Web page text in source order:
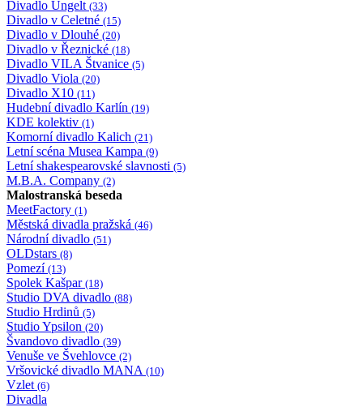
Divadlo Ungelt (33)
Divadlo v Celetné (15)
Divadlo v Dlouhé (20)
Divadlo v Řeznické (18)
Divadlo VILA Štvanice (5)
Divadlo Viola (20)
Divadlo X10 (11)
Hudební divadlo Karlín (19)
KDE kolektiv (1)
Komorní divadlo Kalich (21)
Letní scéna Musea Kampa (9)
Letní shakespearovské slavnosti (5)
M.B.A. Company (2)
Malostranská beseda
MeetFactory (1)
Městská divadla pražská (46)
Národní divadlo (51)
OLDstars (8)
Pomezí (13)
Spolek Kašpar (18)
Studio DVA divadlo (88)
Studio Hrdinů (5)
Studio Ypsilon (20)
Švandovo divadlo (39)
Venuše ve Švehlovce (2)
Vršovické divadlo MANA (10)
Vzlet (6)
Divadla